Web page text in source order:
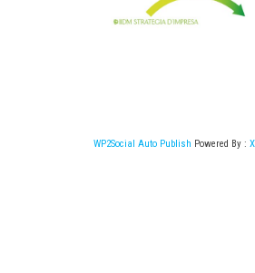
WP2Social Auto Publish Powered By :